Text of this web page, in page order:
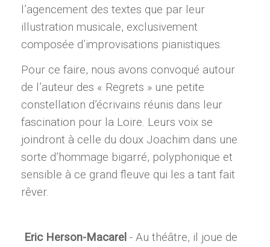
l’agencement des textes que par leur
illustration musicale, exclusivement
composée d’improvisations pianistiques.
Pour ce faire, nous avons convoqué autour
de l’auteur des « Regrets » une petite
constellation d’écrivains réunis dans leur
fascination pour la Loire. Leurs voix se
joindront à celle du doux Joachim dans une
sorte d’hommage bigarré, polyphonique et
sensible à ce grand fleuve qui les a tant fait
rêver.
Eric Herson-Macarel - Au théâtre, il joue de